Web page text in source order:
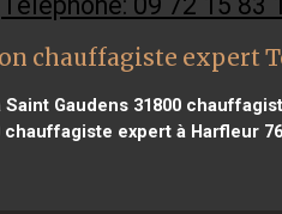
chauffagiste expert
Gaudens 31800
chauffagiste expert à Harfleur